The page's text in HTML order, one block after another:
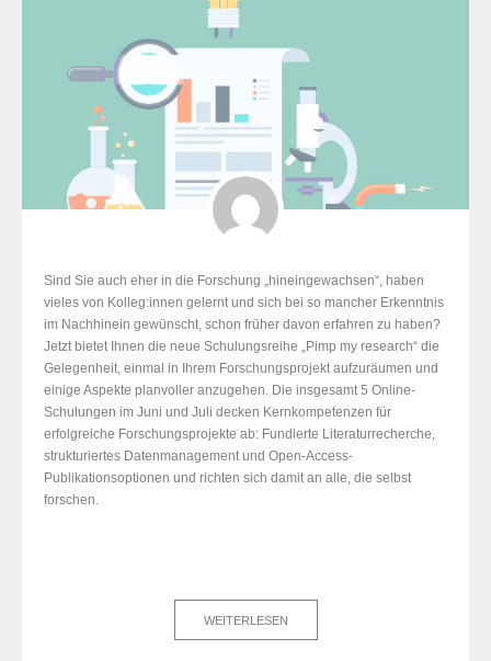
Sind Sie auch eher in die Forschung „hineingewachsen“, haben
vieles von Kolleg:innen gelernt und sich bei so mancher Erkenntnis
im Nachhinein gewünscht, schon früher davon erfahren zu haben?
Jetzt bietet Ihnen die neue Schulungsreihe „Pimp my research“ die
Gelegenheit, einmal in Ihrem Forschungsprojekt aufzuräumen und
einige Aspekte planvoller anzugehen. Die insgesamt 5 Online-
Schulungen im Juni und Juli decken Kernkompetenzen für
erfolgreiche Forschungsprojekte ab: Fundierte Literaturrecherche,
strukturiertes Datenmanagement und Open-Access-
Publikationsoptionen und richten sich damit an alle, die selbst
forschen.
WEITERLESEN